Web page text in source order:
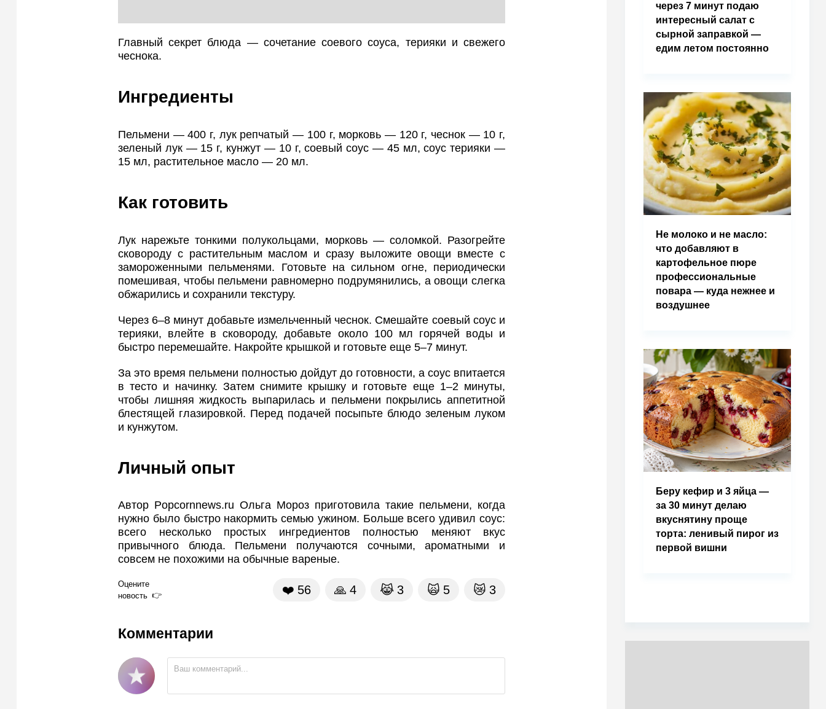
Главный секрет блюда — сочетание соевого соуса, терияки и свежего
чеснока.
Ингредиенты
Пельмени — 400 г, лук репчатый — 100 г, морковь — 120 г, чеснок — 10 г,
зеленый лук — 15 г, кунжут — 10 г, соевый соус — 45 мл, соус терияки —
15 мл, растительное масло — 20 мл.
Как готовить
Лук нарежьте тонкими полукольцами, морковь — соломкой. Разогрейте
сковороду с растительным маслом и сразу выложите овощи вместе с
замороженными пельменями. Готовьте на сильном огне, периодически
помешивая, чтобы пельмени равномерно подрумянились, а овощи слегка
обжарились и сохранили текстуру.
Через 6–8 минут добавьте измельченный чеснок. Смешайте соевый соус и
терияки, влейте в сковороду, добавьте около 100 мл горячей воды и
быстро перемешайте. Накройте крышкой и готовьте еще 5–7 минут.
За это время пельмени полностью дойдут до готовности, а соус впитается
в тесто и начинку. Затем снимите крышку и готовьте еще 1–2 минуты,
чтобы лишняя жидкость выпарилась и пельмени покрылись аппетитной
блестящей глазировкой. Перед подачей посыпьте блюдо зеленым луком
и кунжутом.
Личный опыт
Автор Popcornnews.ru Ольга Мороз приготовила такие пельмени, когда
нужно было быстро накормить семью ужином. Больше всего удивил соус:
всего несколько простых ингредиентов полностью меняют вкус
привычного блюда. Пельмени получаются сочными, ароматными и
совсем не похожими на обычные вареные.
Оцените
новость
❤️ 56 🙏 4 😹 3 🙀 5 😿 3
Комментарии
через 7 минут подаю
интересный салат с
сырной заправкой —
едим летом постоянно
Не молоко и не масло:
что добавляют в
картофельное пюре
профессиональные
повара — куда нежнее и
воздушнее
Беру кефир и 3 яйца —
за 30 минут делаю
вкуснятину проще
торта: ленивый пирог из
первой вишни